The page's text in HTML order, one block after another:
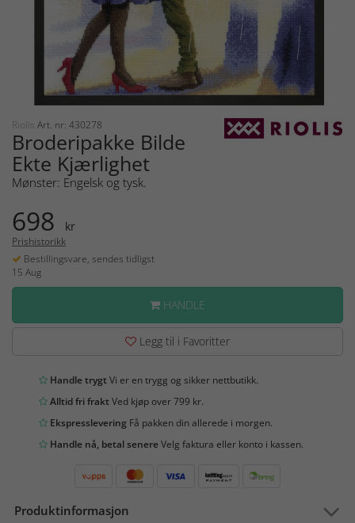
Riolis Art. nr: 430278
Broderipakke Bilde
Ekte Kjærlighet
Mønster: Engelsk og tysk.
698 kr
Prishistorikk
Bestillingsvare, sendes tidligst
15 Aug
HANDLE
Legg til i Favoritter
Handle trygtVi er en trygg og sikker nettbutikk.
Alltid fri fraktVed kjøp over 799 kr.
Ekspresslevering Få pakken din allerede i morgen.
Handle nå, betal senereVelg faktura eller konto i kassen.
Produktinformasjon